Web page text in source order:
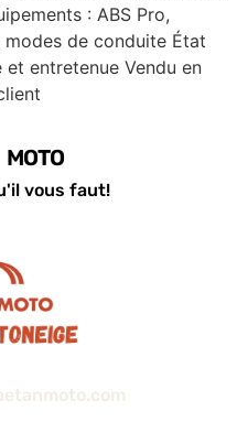
: ABS Pro,
de conduite État
entretenue Vendu en
vous faut!